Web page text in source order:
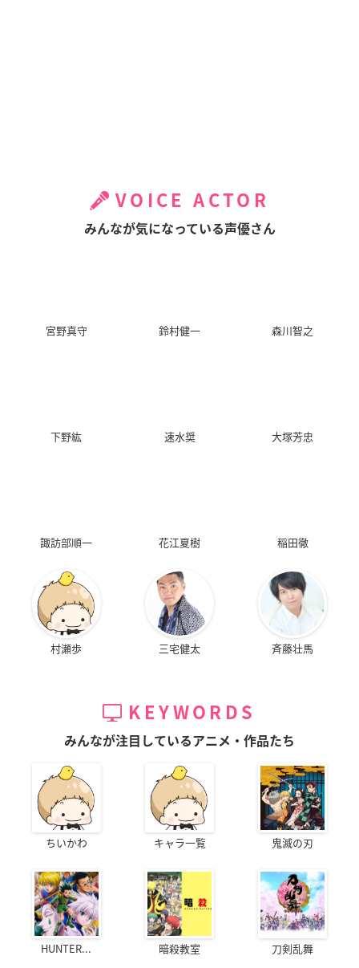
VOICE ACTOR
みんなが気になっている声優さん
宮野真守 鈴村健一 森川智之
下野紘 速水奨 大塚芳忠
諏訪部順一 花江夏樹 稲田徹
村瀬歩 三宅健太 斉藤壮馬
KEYWORDS
みんなが注目しているアニメ・作品たち
ちいかわ キャラ一覧 鬼滅の刃
HUNTER... 暗殺教室 刀剣乱舞